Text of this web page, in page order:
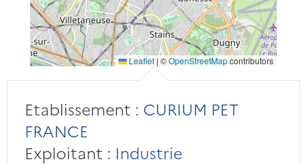
Leaflet |©OpenStreetMapcontributors
Etablissement : CURIUM PET
FRANCE
Exploitant : Industrie